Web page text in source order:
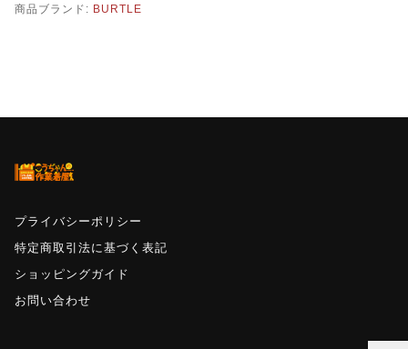
袖
個
商品ブランド: BURTLE
プライバシーポリシー
特定商取引法に基づく表記
ショッピングガイド
お問い合わせ